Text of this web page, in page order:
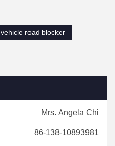
vehicle road blocker
Mrs. Angela Chi
86-138-10893981